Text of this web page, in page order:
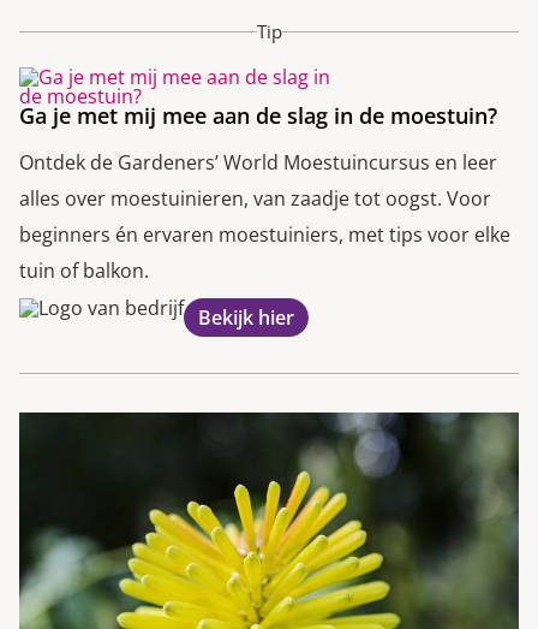
Tip
Ga je met mij mee aan de slag in de moestuin?
Ontdek de Gardeners’ World Moestuincursus en leer
alles over moestuinieren, van zaadje tot oogst. Voor
beginners én ervaren moestuiniers, met tips voor elke
tuin of balkon.
Bekijk hier